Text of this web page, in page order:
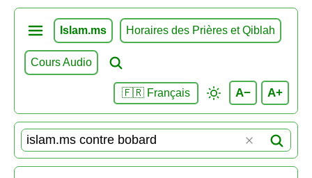
Islam.ms Horaires des Prières et Qiblah
Cours Audio
🇫🇷 Français A− A+